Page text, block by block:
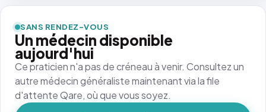
SANS RENDEZ-VOUS
Un médecin disponible
aujourd'hui
Ce praticien n'a pas de créneau à venir. Consultez un
autre médecin généraliste maintenant via la file
d'attente Qare, où que vous soyez.